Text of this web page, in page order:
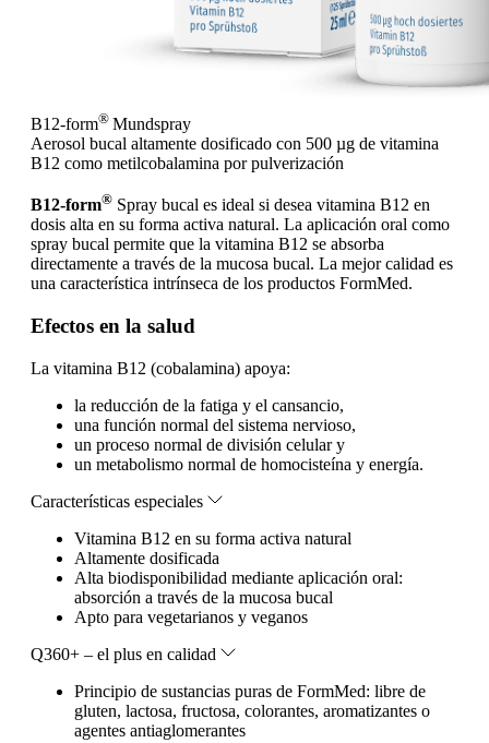
B12-form® Mundspray
Aerosol bucal altamente dosificado con 500 µg de vitamina
B12 como metilcobalamina por pulverización
B12-form® Spray bucal es ideal si desea vitamina B12 en
dosis alta en su forma activa natural. La aplicación oral como
spray bucal permite que la vitamina B12 se absorba
directamente a través de la mucosa bucal. La mejor calidad es
una característica intrínseca de los productos FormMed.
Efectos en la salud
La vitamina B12 (cobalamina) apoya:
la reducción de la fatiga y el cansancio,
una función normal del sistema nervioso,
un proceso normal de división celular y
un metabolismo normal de homocisteína y energía.
Características especiales
Vitamina B12 en su forma activa natural
Altamente dosificada
Alta biodisponibilidad mediante aplicación oral:
absorción a través de la mucosa bucal
Apto para vegetarianos y veganos
Q360+ – el plus en calidad
Principio de sustancias puras de FormMed: libre de
gluten, lactosa, fructosa, colorantes, aromatizantes o
agentes antiaglomerantes